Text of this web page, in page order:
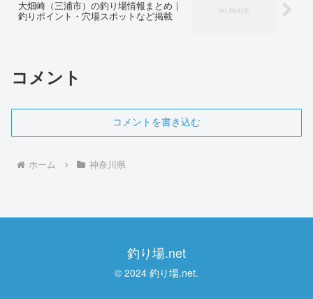
大畑崎（三浦市）の釣り場情報まとめ｜
釣りポイント・穴場スポットなど掲載
コメント
コメントを書き込む
ホーム 神奈川県
釣り場.net
© 2024 釣り場.net.